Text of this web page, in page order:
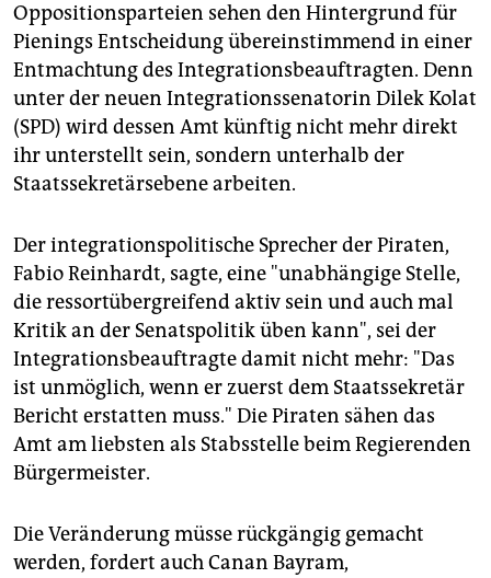
Oppositionsparteien sehen den Hintergrund für
Pienings Entscheidung übereinstimmend in einer
Entmachtung des Integrationsbeauftragten. Denn
unter der neuen Integrationssenatorin Dilek Kolat
(SPD) wird dessen Amt künftig nicht mehr direkt
ihr unterstellt sein, sondern unterhalb der
Staatssekretärsebene arbeiten.
Der integrationspolitische Sprecher der Piraten,
Fabio Reinhardt, sagte, eine "unabhängige Stelle,
die ressortübergreifend aktiv sein und auch mal
Kritik an der Senatspolitik üben kann", sei der
Integrationsbeauftragte damit nicht mehr: "Das
ist unmöglich, wenn er zuerst dem Staatssekretär
Bericht erstatten muss." Die Piraten sähen das
Amt am liebsten als Stabsstelle beim Regierenden
Bürgermeister.
Die Veränderung müsse rückgängig gemacht
werden, fordert auch Canan Bayram,